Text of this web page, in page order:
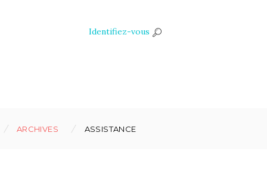
Identifiez-vous
ARCHIVES ASSISTANCE